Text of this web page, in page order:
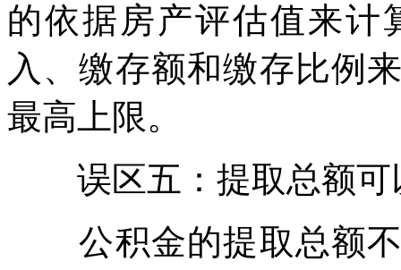
的依据房产评估值来计
入、缴存额和缴存比例
最高上限。
误区五：提取总额可
公积金的提取总额不